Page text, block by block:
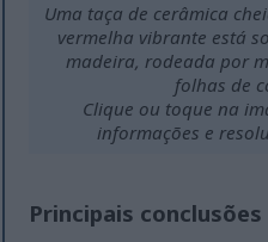
Uma taça de cerâmica
vermelha vibrante está
madeira, rodeada por
folhas de
Clique ou toque na
informações e
Principais conclusões